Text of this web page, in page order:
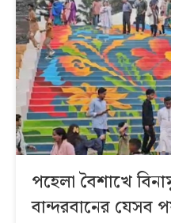
পহেলা বৈশাখে
বান্দরবানের যেসব